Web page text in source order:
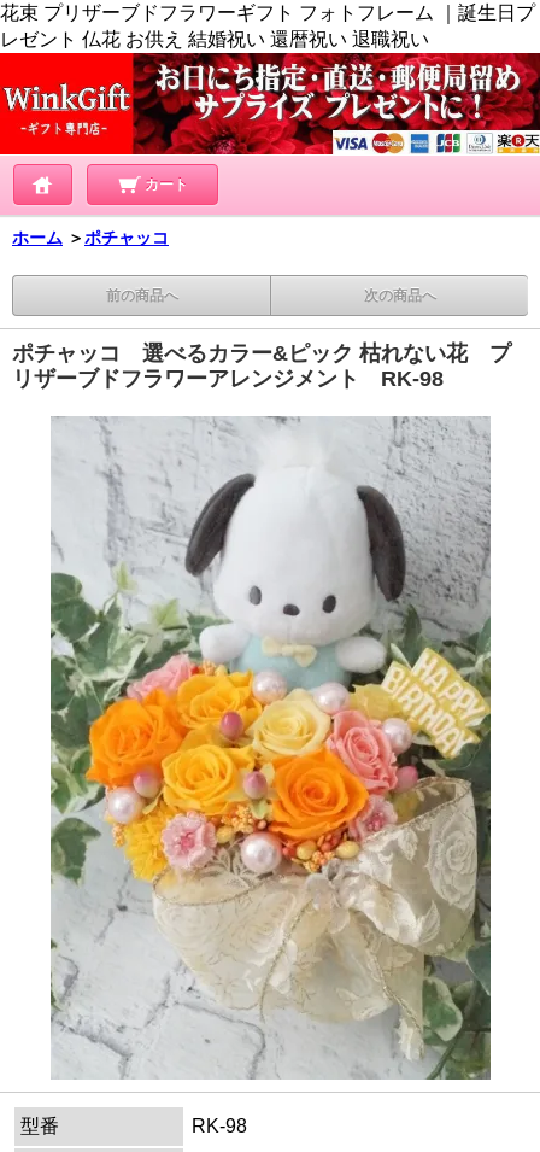
花束 プリザーブドフラワーギフト フォトフレーム ｜誕生日プ
レゼント 仏花 お供え 結婚祝い 還暦祝い 退職祝い
カート
ホーム ＞ポチャッコ
前の商品へ 次の商品へ
ポチャッコ 選べるカラー&ピック 枯れない花 プ
リザーブドフラワーアレンジメント RK-98
型番
RK-98